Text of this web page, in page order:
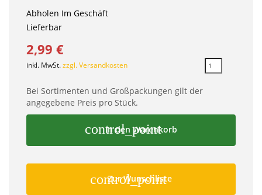
Abholen Im Geschäft
Lieferbar
2,99 €
inkl. MwSt.zzgl. Versandkosten
Bei Sortimenten und Großpackungen gilt der
angegebene Preis pro Stück.
control_point
In den Warenkorb
control_point
Zur Wunschliste